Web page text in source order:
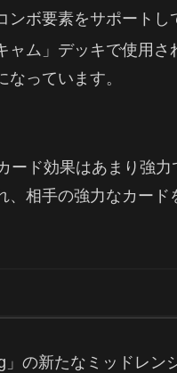
ボ要素をサポートし
ャム」デッキで使用
っています。
ド効果はあまり強力
、相手の強力なカー
の新たなミッドレン